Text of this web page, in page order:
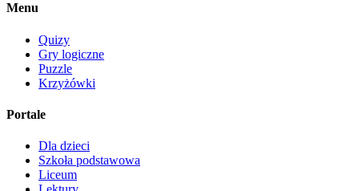
Menu
Quizy
Gry logiczne
Puzzle
Krzyżówki
Portale
Dla dzieci
Szkoła podstawowa
Liceum